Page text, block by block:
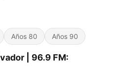
Años 80 Años 90
| 96.9 FM: